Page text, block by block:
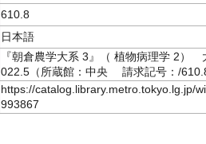
610.8
日本語
『朝倉農学大系 3』（ 植物病理学 2
022.5（所蔵館：中央 請求記号：/
https://catalog.library.metro.tokyo.lg.jp/
993867